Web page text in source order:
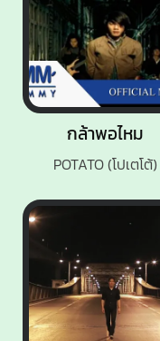
กล้าพอไหม
POTATO (โปเตโต้)